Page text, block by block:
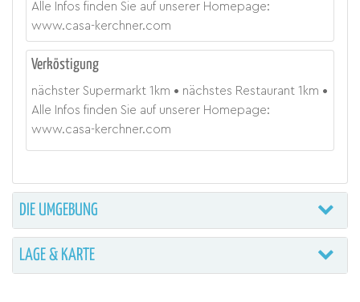
Alle Infos finden Sie auf unserer Homepage:
www.casa-kerchner.com
Verköstigung
nächster Supermarkt 1 km nächstes Restaurant 1 km
Alle Infos finden Sie auf unserer Homepage:
www.casa-kerchner.com
DIE UMGEBUNG
LAGE & KARTE